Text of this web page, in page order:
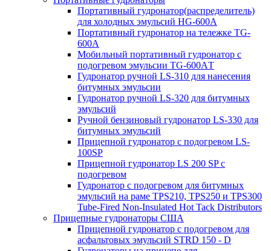
Портативный гудронатор(распределитель)
для холодных эмульсий HG-600A
Портативный гудронатор на тележке TG-
600A
Мобильный портативный гудронатор с
подогревом эмульсии TG-600AТ
Гудронатор ручной LS-310 для нанесения
битумных эмульсии
Гудронатор ручной LS-320 для битумных
эмульсий
Ручной бензиновый гудронатор LS-330 для
битумных эмульсий
Прицепной гудронатор с подогревом LS-
100SP
Прицепной гудронатор LS 200 SP с
подогревом
Гудронатор с подогревом для битумных
эмульсий на раме TPS210, TPS250 и TPS300
Tube-Fired Non-Insulated Hot Tack Distributors
Прицепные гудронаторы США
Прицепной гудронатор с подогревом для
асфальтовых эмульсий STRD 150 - D